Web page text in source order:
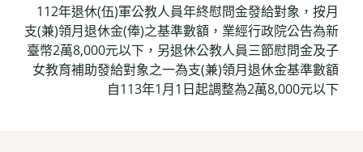
112年退休(伍)軍公教人員年終慰問金發給對象，按月
支(兼)領月退休金(俸)之基準數額，業經行政院公告為新
臺幣2萬8,000元以下，另退休公教人員三節慰問金及子
女教育補助發給對象之一為支(兼)領月退休金基準數額
自113年1月1日起調整為2萬8,000元以下